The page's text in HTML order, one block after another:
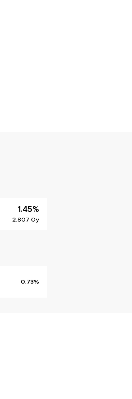
1.45%
2.807 Oy
0.73%